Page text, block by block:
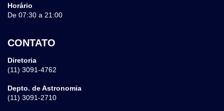
Horário
De 07:30 a 21:00
CONTATO
Diretoria
(11) 3091-4762
Depto. de Astronomia
(11) 3091-2710